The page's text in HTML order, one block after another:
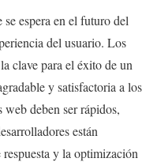
espera en el futuro del
del usuario. Los
clave para el éxito de un
y satisfactoria a los
deben ser rápidos,
están
y la optimización